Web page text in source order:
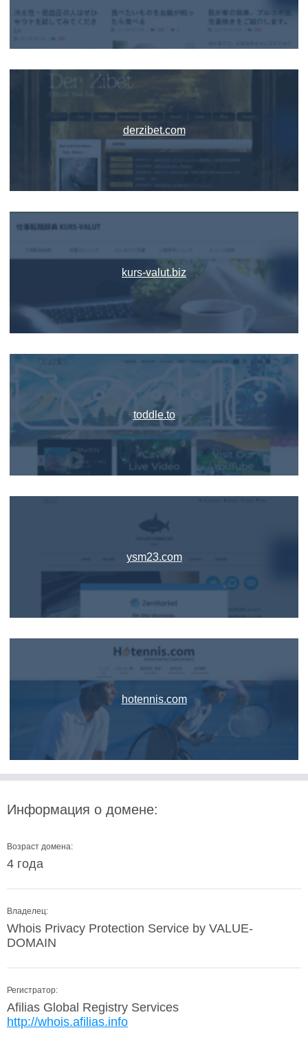
derzibet.com
kurs-valut.biz
toddle.to
ysm23.com
hotennis.com
Информация о домене:
Возраст домена:
4 года
Владелец:
Whois Privacy Protection Service by VALUE-
DOMAIN
Регистратор:
Afilias Global Registry Services
http://whois.afilias.info